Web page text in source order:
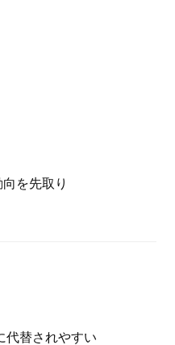
を先取り
代替されやすい